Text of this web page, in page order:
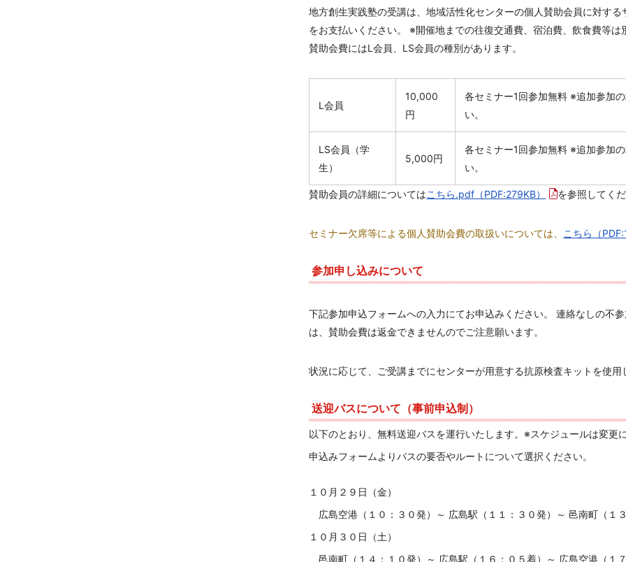
地方創生実践塾の受講は、地域活性化センターの個人賛助会員に対す
をお支払いください。 ※開催地までの往復交通費、宿泊費、飲食費等
賛助会費にはL会員、LS会員の種別があります。
L会員
10,000
円
各セミナー1回参加無料 ※追加参加
い。
LS会員（学
生）
5,000円
各セミナー1回参加無料 ※追加参加
い。
賛助会員の詳細についてはこちら.pdf（PDF:279KB） を参照してく
セミナー欠席等による個人賛助会費の取扱いについては、 こちら （
参加申し込みについて
下記参加申込フォームへの入力にてお申込みください。 連絡なしの不
は、賛助会費は返金できませんのでご注意願います。
状況に応じて、ご受講までにセンターが用意する抗原検査キットを使
送迎バスについて（事前申込制）
以下のとおり、無料送迎バスを運行いたします。※スケジュールは変更
申込みフォームよりバスの要否やルートについて選択ください。
１０月２９日（金）
広島空港（１０：３０発）～ 広島駅（１１：３０発）～ 邑南町（１
１０月３０日（土）
邑南町（１４：１０発）～ 広島駅（１６：０５着）～ 広島空港（１